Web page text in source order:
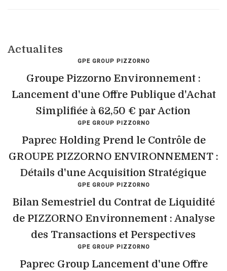
Actualites
GPE GROUP PIZZORNO
Groupe Pizzorno Environnement :
Lancement d'une Offre Publique d'Achat
Simplifiée à 62,50 € par Action
GPE GROUP PIZZORNO
Paprec Holding Prend le Contrôle de
GROUPE PIZZORNO ENVIRONNEMENT :
Détails d'une Acquisition Stratégique
GPE GROUP PIZZORNO
Bilan Semestriel du Contrat de Liquidité
de PIZZORNO Environnement : Analyse
des Transactions et Perspectives
GPE GROUP PIZZORNO
Paprec Group Lancement d'une Offre